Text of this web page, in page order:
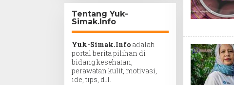
Tentang Yuk-
Simak.Info
Yuk-Simak.Info adalah
portal berita pilihan di
bidang kesehatan,
perawatan kulit, motivasi,
ide, tips, dll.